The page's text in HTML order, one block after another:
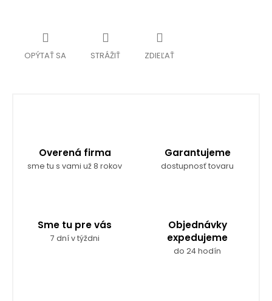
OPÝTAŤ SA STRÁŽIŤ ZDIEĽAŤ
Overená firma
sme tu s vami už 8 rokov
Garantujeme
dostupnosť tovaru
Sme tu pre vás
7 dní v týždni
Objednávky
expedujeme
do 24 hodín